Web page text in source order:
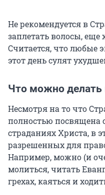
Не рекомендуется в
заплетать волосы, еще
Считается, что любые
этот день сулят
Что можно делать
Несмотря на то что
полностью
страданиях Христа, в
разрешенных для
Например, можно (и
молиться, читать
грехах, каяться и